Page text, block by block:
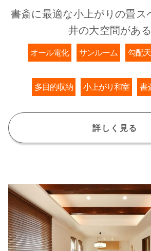
書斎に最適な小上がりの畳ス
井の大空間があ
オール電化 サンルーム 勾配
多目的収納 小上がり和室 書
詳しく見る